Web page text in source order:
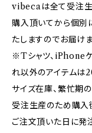
vibecaは全て受注生
購入頂いてから個別
たしますのでお届け
※Tシャツ、iPhoneケ
れ以外のアイテムは
サイズ在庫、繁忙期
受注生産のため購入
ご注文頂いた日に発